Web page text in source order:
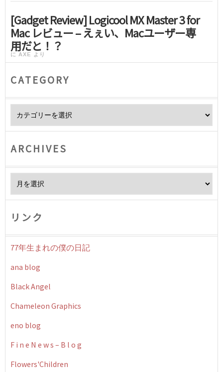
[Gadget Review] Logicool MX Master 3 for
Mac レビュー – えぇい、Macユーザー専
用だと！？
に AXE より
CATEGORY
ARCHIVES
リンク
77年生まれの僕の日記
ana blog
Black Angel
Chameleon Graphics
eno blog
F i n e N e w s – B l o g
Flowers'Children